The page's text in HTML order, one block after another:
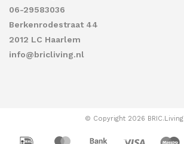
06-29583036
Berkenrodestraat 44
2012 LC Haarlem
info@bricliving.nl
© Copyright 2026 BRIC.Living